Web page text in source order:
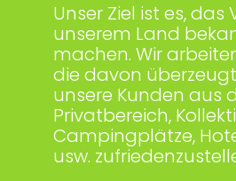
Unser Ziel ist es, das
unserem Land
machen. Wir
die davon
unsere Kunden aus
Privatbereich,
Campingplätze,
usw.